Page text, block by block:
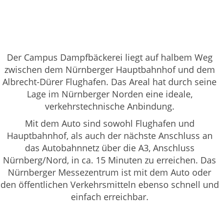
Der Campus Dampfbäckerei liegt auf halbem Weg
zwischen dem Nürnberger Hauptbahnhof und dem
Albrecht-Dürer Flughafen. Das Areal hat durch seine
Lage im Nürnberger Norden eine ideale,
verkehrstechnische Anbindung.
Mit dem Auto sind sowohl Flughafen und
Hauptbahnhof, als auch der nächste Anschluss an
das Autobahnnetz über die A3, Anschluss
Nürnberg/Nord, in ca. 15 Minuten zu erreichen. Das
Nürnberger Messezentrum ist mit dem Auto oder
den öffentlichen Verkehrsmitteln ebenso schnell und
einfach erreichbar.